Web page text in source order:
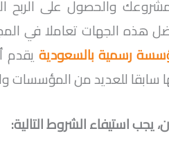
مشروعك والحصول على
هذه الجهات تعاملا في
رسمية بالسعوديةيقدم
سابقا للعديد من المؤسسات
يجب استيفاء الشروط التالية: